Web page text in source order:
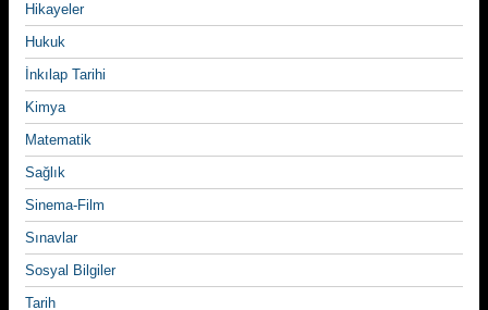
Hikayeler
Hukuk
İnkılap Tarihi
Kimya
Matematik
Sağlık
Sinema-Film
Sınavlar
Sosyal Bilgiler
Tarih